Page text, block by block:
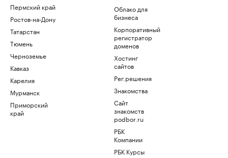
Пермский край
Ростов-на-Дону
Татарстан
Тюмень
Черноземье
Кавказ
Карелия
Мурманск
Приморский
край
Облако для
бизнеса
Корпоративный
регистратор
доменов
Хостинг
сайтов
Рег.решения
Знакомства
Сайт
знакомств
podbor.ru
РБК
Компании
РБК Курсы